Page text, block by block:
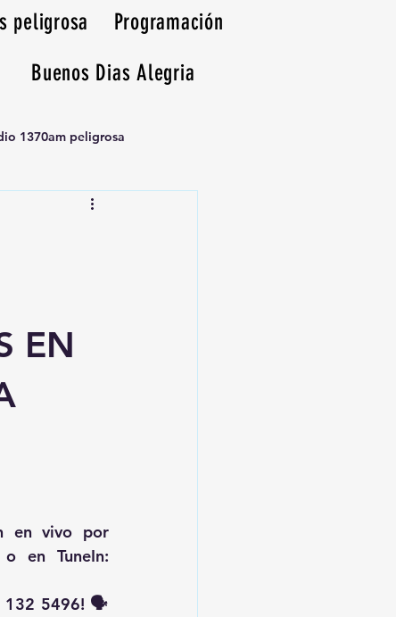
peligrosa
Programación
Buenos Dias Alegria
1370am peligrosa
EN
132 5496! 🗣️